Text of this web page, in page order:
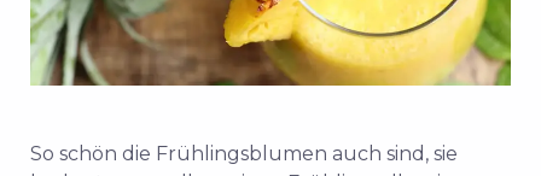
So schön die Frühlingsblumen auch sind, sie